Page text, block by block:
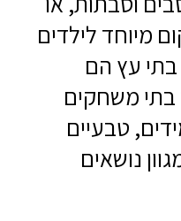
מיוחד לילדים
עץ הם
בתי משחקים
טבעיים
נושאים